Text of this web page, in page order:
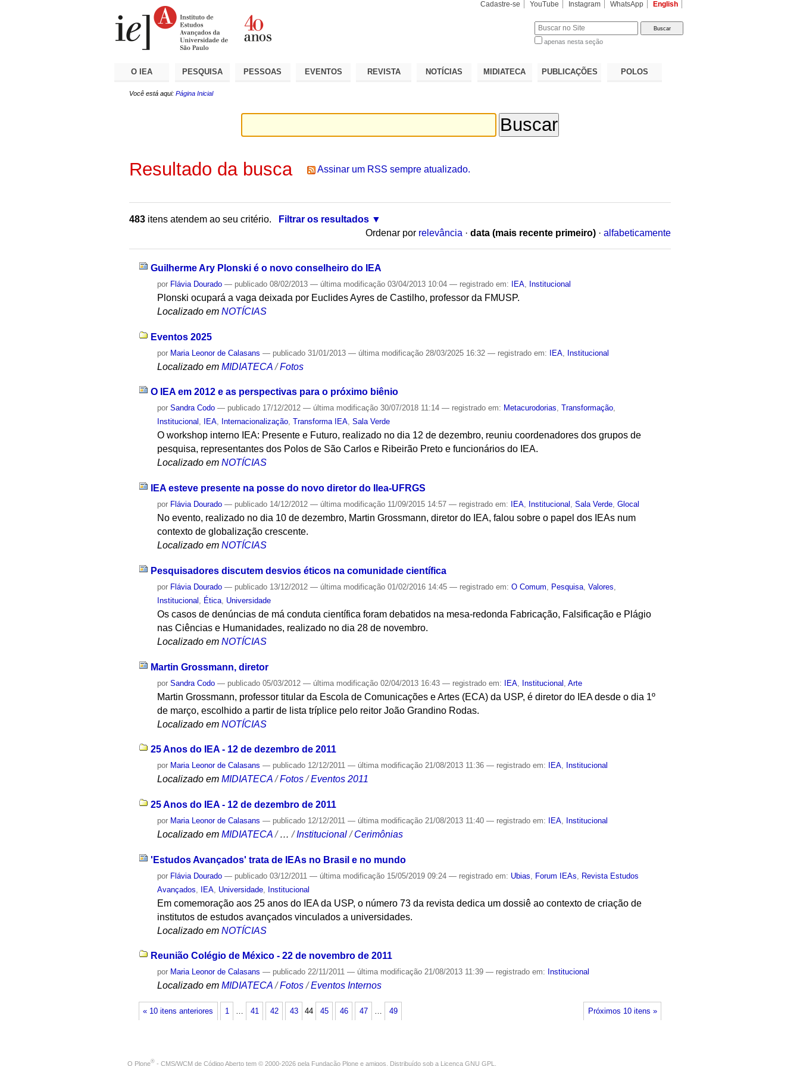
Cadastre-se YouTube Instagram WhatsApp English
apenas nesta seção
O IEA PESQUISA PESSOAS EVENTOS REVISTA NOTÍCIAS MIDIATECA PUBLICAÇÕES POLOS
Você está aqui: Página Inicial
Resultado da busca Assinar um RSS sempre atualizado.
483 itens atendem ao seu critério.
Filtrar os resultados
Ordenar por relevância · data (mais recente primeiro) · alfabeticamente
Guilherme Ary Plonski é o novo conselheiro do IEA
por Flávia Dourado — publicado 08/02/2013— última modificação 03/04/2013 10:04— registrado em: IEA Institucional
Plonski ocupará a vaga deixada por Euclides Ayres de Castilho, professor da FMUSP.
Localizado em NOTÍCIAS
Eventos 2025
por Maria Leonor de Calasans — publicado 31/01/2013— última modificação 28/03/2025 16:32— registrado em: IEA Institucional
Localizado em MIDIATECA /Fotos
O IEA em 2012 e as perspectivas para o próximo biênio
porSandra Codo — publicado 17/12/2012— última modificação 30/07/2018 11:14— registrado em: Metacurodorias,Transformação,
Institucional , IEA, Internacionalização,Transforma IEA,Sala Verde
O workshop interno IEA: Presente e Futuro, realizado no dia 12 de dezembro, reuniu coordenadores dos grupos de
pesquisa, representantes dos Polos de São Carlos e Ribeirão Preto e funcionários do IEA.
Localizado em NOTÍCIAS
IEA esteve presente na posse do novo diretor do Ilea-UFRGS
por Flávia Dourado — publicado 14/12/2012— última modificação 11/09/2015 14:57— registrado em: IEA, Institucional ,Sala Verde,Glocal
No evento, realizado no dia 10 de dezembro, Martin Grossmann, diretor do IEA, falou sobre o papel dos IEAs num
contexto de globalização crescente.
Localizado em NOTÍCIAS
Pesquisadores discutem desvios éticos na comunidade científica
por Flávia Dourado — publicado 13/12/2012— última modificação 01/02/2016 14:45— registrado em:O Comum Pesquisa ,Valores
Institucional
Ética Universidade
Os casos de denúncias de má conduta científica foram debatidos na mesa-redonda Fabricação, Falsificação e Plágio
nas Ciências e Humanidades, realizado no dia 28 de novembro.
Localizado em NOTÍCIAS
Martin Grossmann, diretor
porSandra Codo — publicado 05/03/2012— última modificação 02/04/2013 16:43— registrado em: IEA Institucional ,Arte
Martin Grossmann, professor titular da Escola de Comunicações e Artes (ECA) da USP, é diretor do IEA desde o dia 1º
de março, escolhido a partir de lista tríplice pelo reitor João Grandino Rodas.
Localizado em NOTÍCIAS
25 Anos do IEA - 12 de dezembro de 2011
por Maria Leonor de Calasans — publicado 12/12/2011— última modificação 21/08/2013 11:36— registrado em: IEA, Institucional
Localizado em MIDIATECA /Fotos /Eventos 2011
25 Anos do IEA - 12 de dezembro de 2011
por Maria Leonor de Calasans — publicado 12/12/2011— última modificação 21/08/2013 11:40— registrado em: IEA Institucional
Localizado em MIDIATECA /…/Institucional /Cerimônias
'Estudos Avançados' trata de IEAs no Brasil e no mundo
por Flávia Dourado — publicado 03/12/2011— última modificação 15/05/2019 09:24— registrado em: Ubias Forum IEAs
Revista Estudos
Avançados
IEA Universidade Institucional
Em comemoração aos 25 anos do IEA da USP, o número 73 da revista dedica um dossiê ao contexto de criação de
institutos de estudos avançados vinculados a universidades.
Localizado em NOTÍCIAS
Reunião Colégio de México - 22 de novembro de 2011
por Maria Leonor de Calasans — publicado 22/11/2011— última modificação 21/08/2013 11:39— registrado em: Institucional
Localizado em MIDIATECA /Fotos /Eventos Internos
« 10 itens anteriores Próximos 10 itens »
1 41 42 43 44 45 46 47 49
O Plone® - CMS/WCM de Código Aberto tem © 2000-2026 pela Fundação Plone e amigos. Distribuído sob a Licença GNU GPL